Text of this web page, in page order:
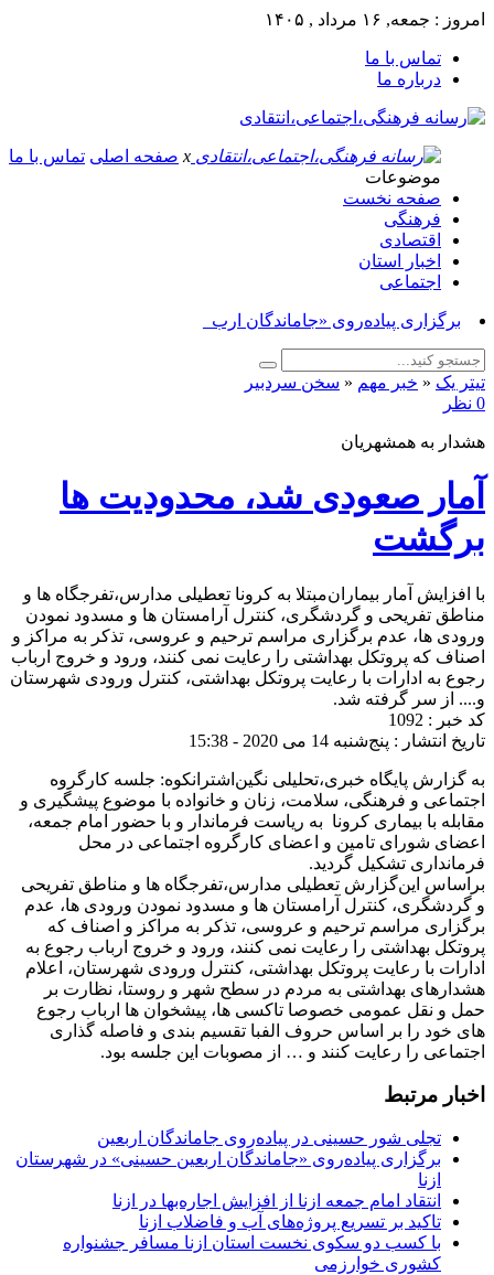
امروز : جمعه, ۱۶ مرداد , ۱۴۰۵
تماس با ما
درباره ما
x صفحه اصلی تماس با ما
موضوعات
صفحه نخست
فرهنگی
اقتصادی
اخبار استان
اجتماعی
برگزاری پیاده‌روی «جاماندگان اربعین حسی_
تیتر یک « خبر مهم « سخن سردبیر
0 نظر
هشدار به همشهریان
آمار صعودی شد، محدودیت ها
برگشت
با افزایش آمار بیماران‌مبتلا به کرونا تعطیلی مدارس،تفرجگاه ها و
مناطق تفریحی و گردشگری، کنترل آرامستان ها و مسدود نمودن
ورودی ها، عدم برگزاری مراسم ترحیم و عروسی، تذکر به مراکز و
اصناف که پروتکل بهداشتی را رعایت نمی کنند، ورود و خروج ارباب
رجوع به ادارات با رعایت پروتکل بهداشتی، کنترل ورودی شهرستان
و.... از سر گرفته شد.
کد خبر : 1092
تاریخ انتشار : پنج‌شنبه 14 می 2020 - 15:38
به گزارش پایگاه خبری،تحلیلی نگین‌اشترانکوه: جلسه کارگروه
اجتماعی و فرهنگی، سلامت، زنان و خانواده با موضوع پیشگیری و
مقابله با بیماری کرونا به ریاست فرماندار و با حضور امام جمعه،
اعضای شورای تامین و اعضای کارگروه اجتماعی در محل
فرمانداری تشکیل گردید.
براساس این‌گزارش تعطیلی مدارس،تفرجگاه ها و مناطق تفریحی
و گردشگری، کنترل آرامستان ها و مسدود نمودن ورودی ها، عدم
برگزاری مراسم ترحیم و عروسی، تذکر به مراکز و اصناف که
پروتکل بهداشتی را رعایت نمی کنند، ورود و خروج ارباب رجوع به
ادارات با رعایت پروتکل بهداشتی، کنترل ورودی شهرستان، اعلام
هشدارهای بهداشتی به مردم در سطح شهر و روستا، نظارت بر
حمل و نقل عمومی خصوصا تاکسی ها، پیشخوان ها ارباب رجوع
های خود را بر اساس حروف الفبا تقسیم بندی و فاصله گذاری
اجتماعی را رعایت کنند و … از مصوبات این جلسه بود.
اخبار مرتبط
تجلی شور حسینی در پیاده‌روی جاماندگان اربعین
برگزاری پیاده‌روی «جاماندگان اربعین حسینی» در شهرستان
ازنا
انتقاد امام جمعه ازنا از افزایش اجاره‌بها در ازنا
تاکید بر تسریع پروژه‌های آب و فاضلاب ازنا
با کسب دو سکوی نخست استان ازنا مسافر جشنواره
کشوری خوارزمی